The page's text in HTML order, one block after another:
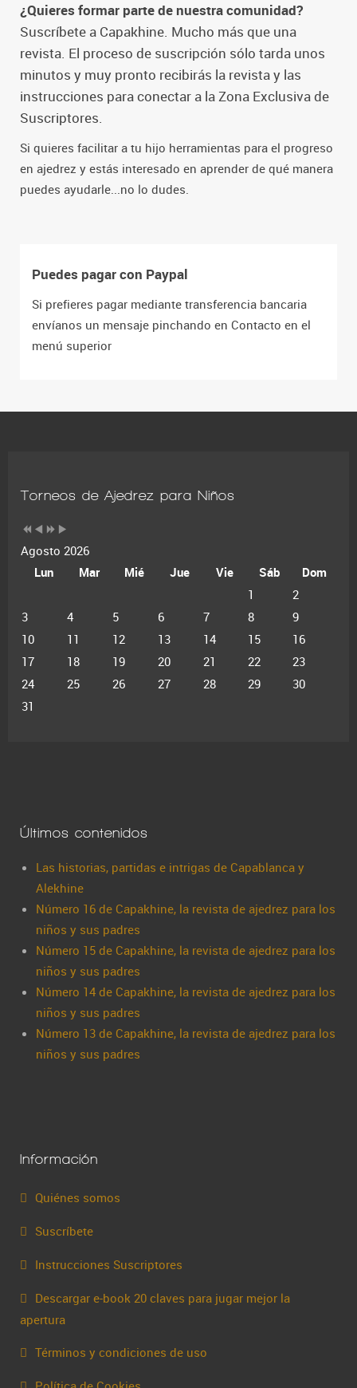
¿Quieres formar parte de nuestra comunidad?
Suscríbete a Capakhine. Mucho más que una
revista. El proceso de suscripción sólo tarda unos
minutos y muy pronto recibirás la revista y las
instrucciones para conectar a la Zona Exclusiva de
Suscriptores.
Si quieres facilitar a tu hijo herramientas para el progreso
en ajedrez y estás interesado en aprender de qué manera
puedes ayudarle...no lo dudes.
Puedes pagar con Paypal
Si prefieres pagar mediante transferencia bancaria
envíanos un mensaje pinchando en Contacto en el
menú superior
Torneos de Ajedrez para Niños
Agosto 2026
Lun
Mar Mié Jue Vie Sáb
Dom
1
2
3
4 5 6 7 8
9
10
11 12 13 14 15
16
17
18 19 20 21 22
23
24
25 26 27 28 29
30
31
Últimos contenidos
Las historias, partidas e intrigas de Capablanca y
Alekhine
Número 16 de Capakhine, la revista de ajedrez para los
niños y sus padres
Número 15 de Capakhine, la revista de ajedrez para los
niños y sus padres
Número 14 de Capakhine, la revista de ajedrez para los
niños y sus padres
Número 13 de Capakhine, la revista de ajedrez para los
niños y sus padres
Información
Quiénes somos
Suscríbete
Instrucciones Suscriptores
Descargar e-book 20 claves para jugar mejor la
apertura
Términos y condiciones de uso